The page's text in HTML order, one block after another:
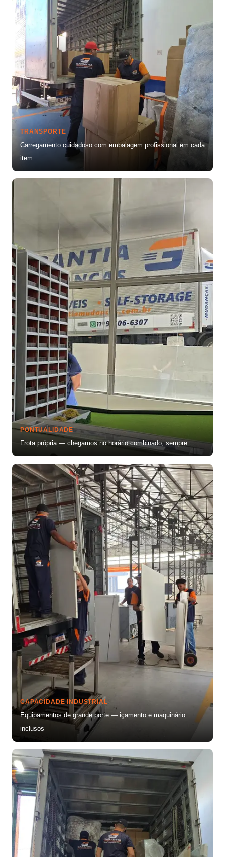
TRANSPORTE
Carregamento cuidadoso com embalagem profissional em cada
item
PONTUALIDADE
Frota própria — chegamos no horário combinado, sempre
CAPACIDADE INDUSTRIAL
Equipamentos de grande porte — içamento e maquinário
inclusos